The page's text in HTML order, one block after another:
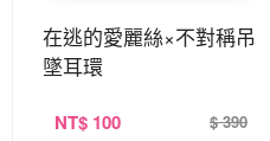
在逃的愛麗絲×不對稱吊
墜耳環
NT$ 100 $ 390